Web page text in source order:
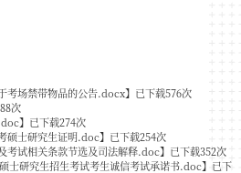
考场禁带物品的公告.docx】已下载576次
次
】已下载274次
硕士研究生证明.doc】已下载254次
考试相关条款节选及司法解释.doc】已下载352次
士研究生招生考试考生诚信考试承诺书.doc】已下